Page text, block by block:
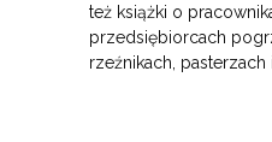
też książki o
przedsiębiorcach
rzeźnikach, pasterzach